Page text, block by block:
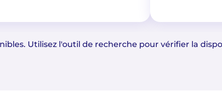
Utilisez l'outil de recherche pour vérifier la